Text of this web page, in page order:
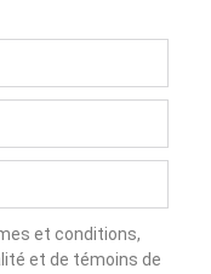
et conditions,
et de témoins de